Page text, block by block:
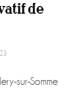
de
sur-Somme